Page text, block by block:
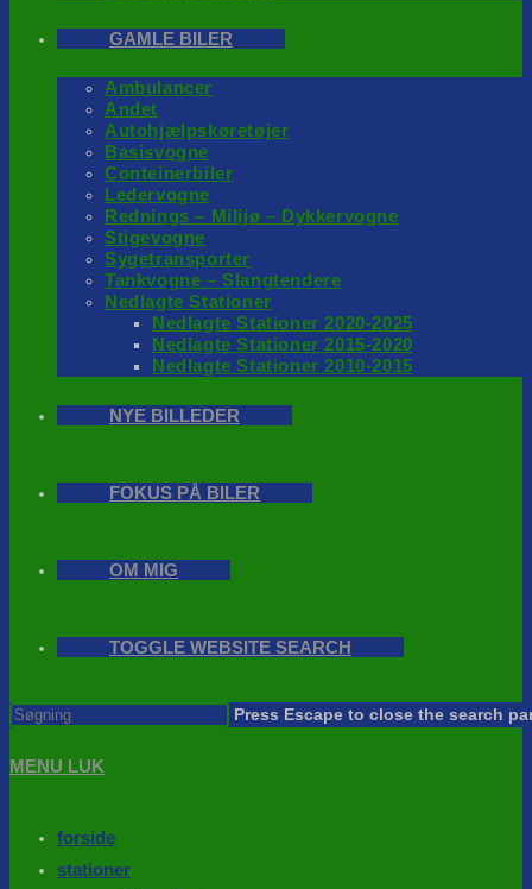
GAMLE BILER
Ambulancer
Andet
Autohjælpskøretøjer
Basisvogne
Conteinerbiler
Ledervogne
Rednings – Milijø – Dykkervogne
Stigevogne
Sygetransporter
Tankvogne – Slangtendere
Nedlagte Stationer
Nedlagte Stationer 2020-2025
Nedlagte Stationer 2015-2020
Nedlagte Stationer 2010-2015
NYE BILLEDER
FOKUS PÅ BILER
OM MIG
TOGGLE WEBSITE SEARCH
Press Escape to close the search
MENU LUK
forside
stationer